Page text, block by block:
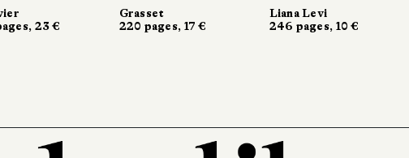
23 €
Grasset
220 pages, 17 €
Liana Levi
246 pages, 10 €
23 €
Grasset
220 pages, 17 €
Liana Levi
246 pages, 10 €